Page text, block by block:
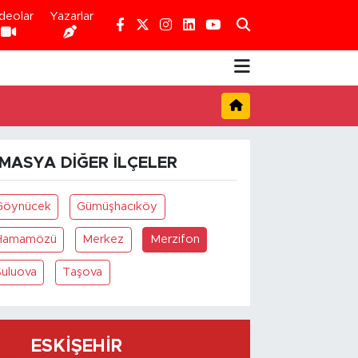
Yazarlar
DIĞER İLÇELER
Gümüşhacıköy
Merkez Merzifon
Taşova
ESKIŞEHIR